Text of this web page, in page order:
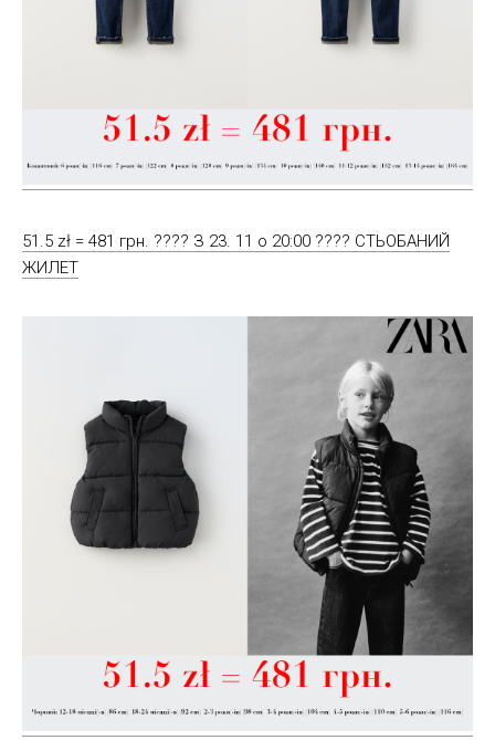
51.5 zł = 481 грн. ???? З 23. 11 о 20:00 ???? СТЬОБАНИЙ
ЖИЛЕТ